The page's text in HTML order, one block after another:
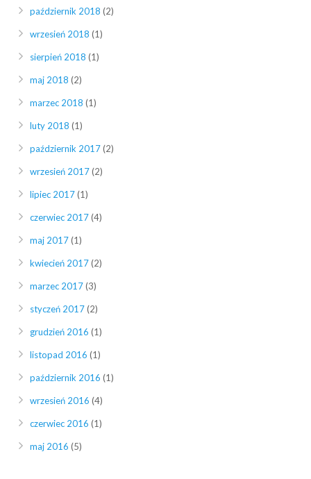
październik 2018 (2)
wrzesień 2018 (1)
sierpień 2018 (1)
maj 2018 (2)
marzec 2018 (1)
luty 2018 (1)
październik 2017(2)
wrzesień 2017(2)
lipiec 2017(1)
czerwiec 2017(4)
maj 2017(1)
kwiecień 2017(2)
marzec 2017(3)
styczeń 2017(2)
grudzień 2016 (1)
listopad 2016 (1)
październik 2016 (1)
wrzesień 2016 (4)
czerwiec 2016 (1)
maj 2016 (5)